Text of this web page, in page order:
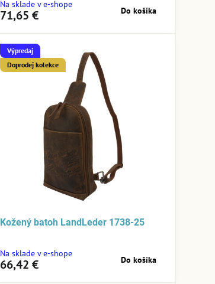
Na sklade v e-shope
71,65 € Do košíka
Výpredaj
Doprodej kolekce
Kožený batoh LandLeder 1738-25
Na sklade v e-shope
66,42 € Do košíka